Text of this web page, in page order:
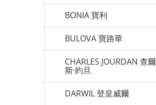
BONIA 寶利
BULOVA 寶路華
CHARLES JOURDAN 查爾
斯·約旦
DARWIL 登皇威爾